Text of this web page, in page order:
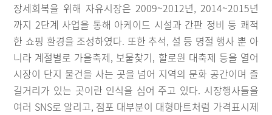
장세회복을 위해 자유시장은 2009~2012년, 2014~2015년
까지 2단계 사업을 통해 아케이드 시설과 간판 정비 등 쾌적
한 쇼핑 환경을 조성하였다. 또한 추석, 설 등 명절 행사 뿐 아
니라 계절별로 가을축제, 보물찾기, 할로윈 대축제 등을 열어
시장이 단지 물건을 사는 곳을 넘어 지역의 문화 공간이며 즐
길거리가 있는 곳이란 인식을 심어 주고 있다. 시장행사들을
여러 SNS로 알리고, 점포 대부분이 대형마트처럼 가격표시제